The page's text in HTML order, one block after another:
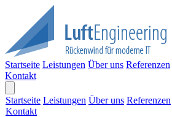
Startseite Leistungen Über uns Referenzen
Kontakt
Startseite Leistungen Über uns Referenzen
Kontakt